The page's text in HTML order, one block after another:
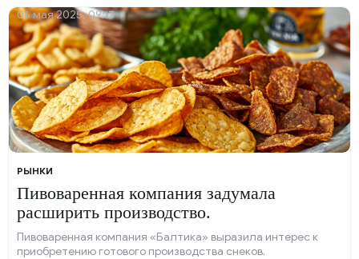
РЫНКИ
Пивоваренная компания задумала
расширить производство.
Пивоваренная компания «Балтика» выразила интерес к
приобретению готового производства снеков.
06 мая 2025, 09:17